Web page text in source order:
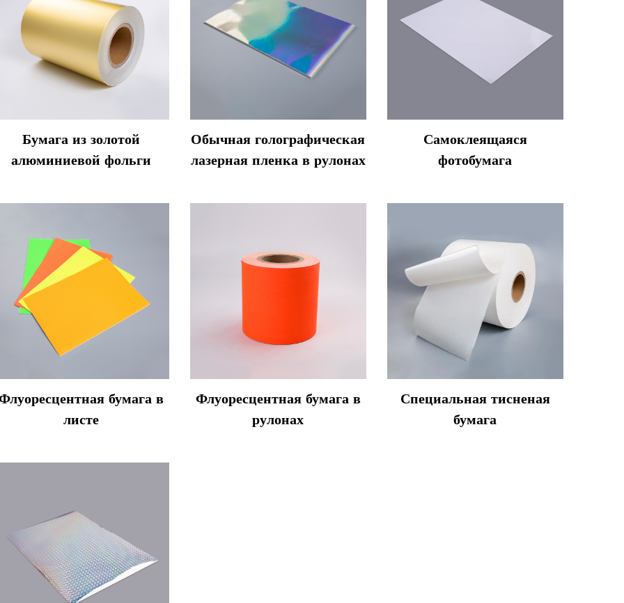
Бумага из золотой
алюминиевой фольги
Обычная голографическая
лазерная пленка в рулонах
Самоклеящаяся
фотобумага
бумага в
листе
Флуоресцентная бумага в
рулонах
Специальная тисненая
бумага